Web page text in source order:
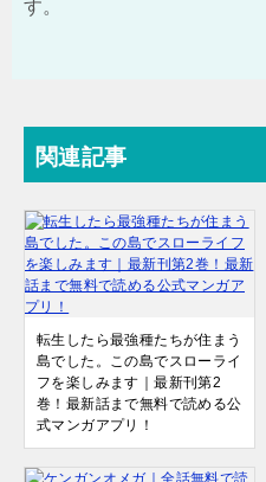
す。
関連記事
転生したら最強種たちが住まう
島でした。この島でスローライ
フを楽しみます｜最新刊第2
巻！最新話まで無料で読める公
式マンガアプリ！